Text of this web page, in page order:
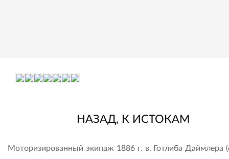
НАЗАД, К ИСТОКАМ
Моторизированный экипаж 1886 г. в. Готлиба Даймлера